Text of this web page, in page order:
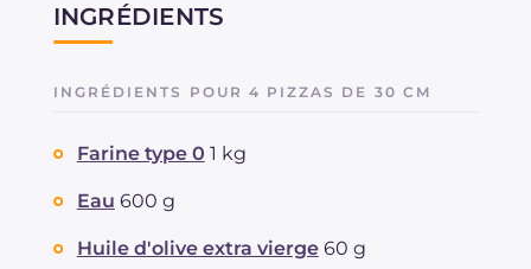
INGRÉDIENTS
INGRÉDIENTS POUR 4 PIZZAS DE 30 CM
Farine type 0 1 kg
Eau 600 g
Huile d'olive extra vierge 60 g